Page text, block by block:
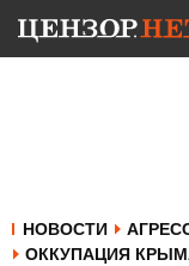
НОВОСТИ
ОККУПАЦИЯ